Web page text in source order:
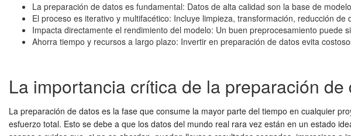
La preparación de datos es fundamental: Datos de alta calidad son la base de
El proceso es iterativo y multifacético: Incluye limpieza, transformación, reducción
Impacta directamente el rendimiento del modelo: Un buen preprocesamiento puede
Ahorra tiempo y recursos a largo plazo: Invertir en preparación de datos evita
La importancia crítica de la preparación de
La preparación de datos es la fase que consume la mayor parte del tiempo en cualquier
esfuerzo total. Esto se debe a que los datos del mundo real rara vez están en un estado